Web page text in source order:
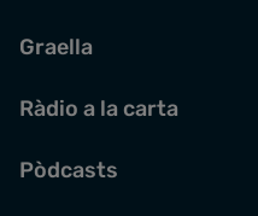
Graella
Ràdio a la carta
Pòdcasts